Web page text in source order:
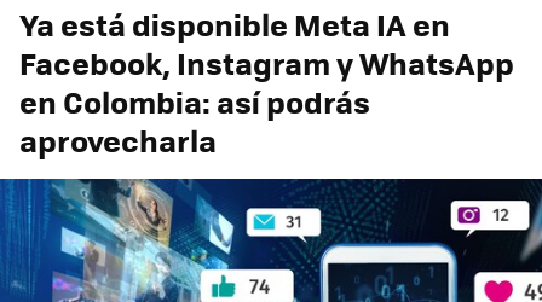
Ya está disponible Meta IA en
Facebook, Instagram y WhatsApp
en Colombia: así podrás
aprovecharla